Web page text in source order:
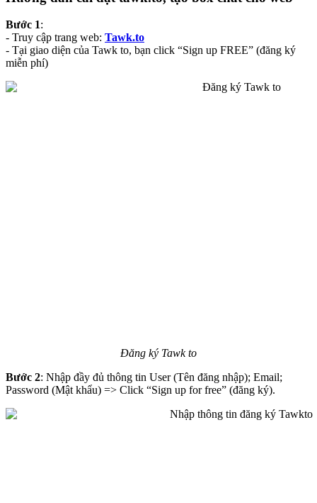
Bước 1:
- Truy cập trang web: Tawk.to
- Tại giao diện của Tawk to, bạn click “Sign up FREE” (đăng ký
miễn phí)
Đăng ký Tawk to
Bước 2: Nhập đầy đủ thông tin User (Tên đăng nhập); Email;
Password (Mật khẩu) => Click “Sign up for free” (đăng ký).